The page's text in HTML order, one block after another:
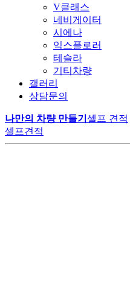
V클래스
네비게이터
시에나
익스플로러
테슬라
기티차량
갤러리
상담문의
나만의 차량 만들기 셀프 견적
셀프견적